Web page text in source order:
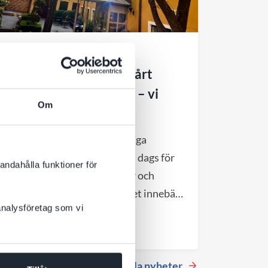
Om
funktioner för
som vi
Välkommen att hyra vårt
kontor till halva hyran – vi
flyttar till större
Efter cirka 11 år i vårt charmiga
gårdshus vid Hötorget är det dags för
nästa kapitel. DevCore växer och
flyttar till större lokaler, vilket innebär
att vårt nuvarande kontor blir